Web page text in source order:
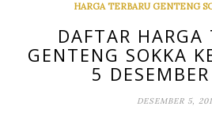
HARGA TERBARU GENTENG
DAFTAR HARGA
GENTENG SOKKA
5
DESEMBER 5,